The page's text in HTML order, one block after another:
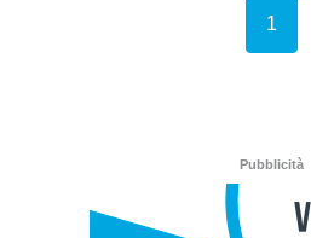
1
Pubblicità